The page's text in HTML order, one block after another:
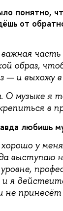
понятно,
от
образ,
— и выхожу
музыке я
в
любишь
у
выступаю
я
не